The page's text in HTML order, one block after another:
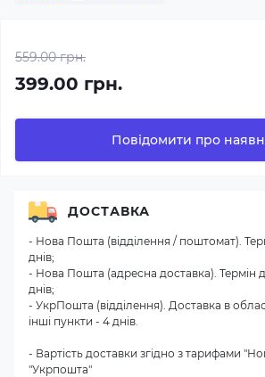
559.00 грн.
399.00 грн.
Повідомити про
ДОСТАВКА
- Нова Пошта (відділення / поштомат).
днів;
- Нова Пошта (адресна доставка). Термін
днів;
- УкрПошта (відділення). Доставка в
інші пункти - 4 днів.
- Вартість доставки згідно з тарифами
"Укрпошта"